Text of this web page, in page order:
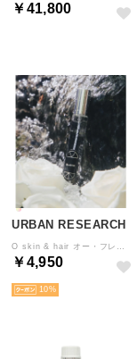
￥41,800
URBAN RESEARCH
￥4,950
10